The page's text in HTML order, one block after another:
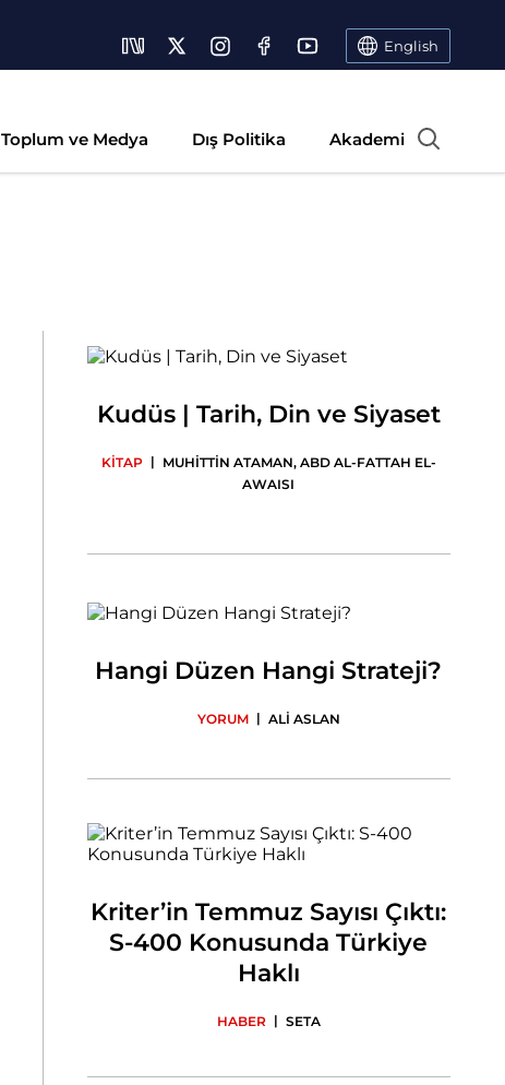
English
Toplum ve Medya Dış Politika Akademi
Kudüs | Tarih, Din ve Siyaset
KİTAP | MUHİTTİN ATAMAN, ABD AL-FATTAH EL-
AWAISI
Hangi Düzen Hangi Strateji?
YORUM | ALİ ASLAN
Kriter’in Temmuz Sayısı Çıktı:
S-400 Konusunda Türkiye
Haklı
HABER | SETA